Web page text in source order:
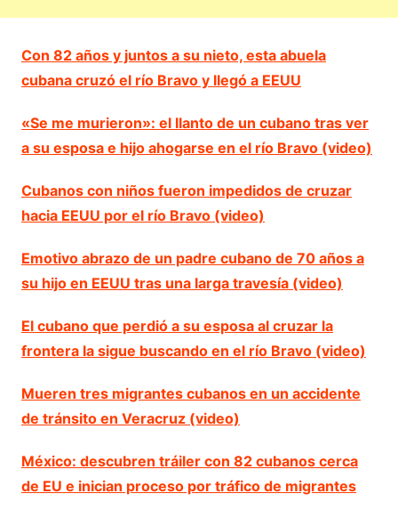
Con 82 años y juntos a su nieto, esta abuela
cubana cruzó el río Bravo y llegó a EEUU
«Se me murieron»: el llanto de un cubano tras ver
a su esposa e hijo ahogarse en el río Bravo (video)
Cubanos con niños fueron impedidos de cruzar
hacia EEUU por el río Bravo (video)
Emotivo abrazo de un padre cubano de 70 años a
su hijo en EEUU tras una larga travesía (video)
El cubano que perdió a su esposa al cruzar la
frontera la sigue buscando en el río Bravo (video)
Mueren tres migrantes cubanos en un accidente
de tránsito en Veracruz (video)
México: descubren tráiler con 82 cubanos cerca
de EU e inician proceso por tráfico de migrantes